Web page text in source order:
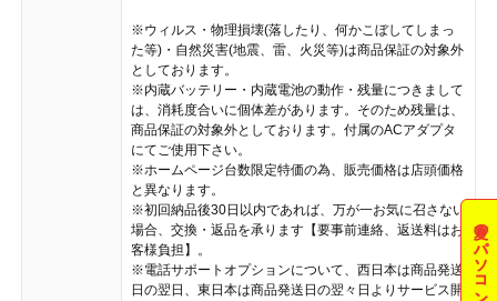
※ウィルス・物理損壊(落したり、何かこぼしてしまっ
た等)・自然災害(地震、雷、火災等)は商品保証の対象外
としております。
※内蔵バッテリー・内蔵電池の動作・残量につきまして
は、消耗度合いに個体差があります。そのため残量は、
商品保証の対象外としております。付属のACアダプタ
にてご使用下さい。
※ホームページ台数限定特価の為、販売価格は店頭価格
と異なります。
※初回納品後30日以内であれば、万が一お気に召さない
場合、交換・返品を承ります【要事前連絡、返送料はお
客様負担】。
※電話サポートオプションについて、西日本は商品発送
日の翌日、東日本は商品発送日の翌々日よりサービス開
夏のパソコン祭